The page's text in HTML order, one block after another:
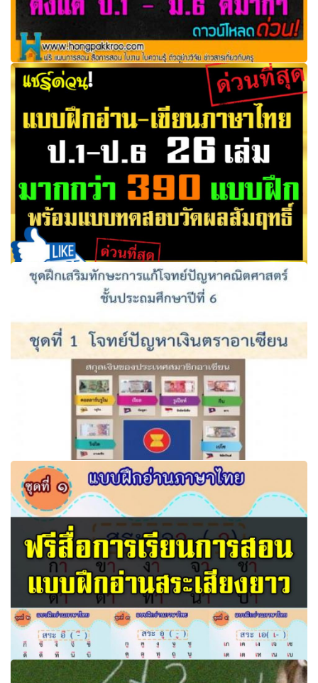
รวม PowerPoint ใช้สอน มีทุกวิชาตั้งแต่ ป.1 - ม.6 ดีมากๆๆ
ดาวน์โหลดด่วน!
แบบฝึกอ่าน-เขียนภาษาไทย ป.1-ป.6 รวม 26 เล่ม มากกว่า
ชุดฝึกเสริมทักษะการแก้โจทย์ปัญหาอาเซียนศึกษา